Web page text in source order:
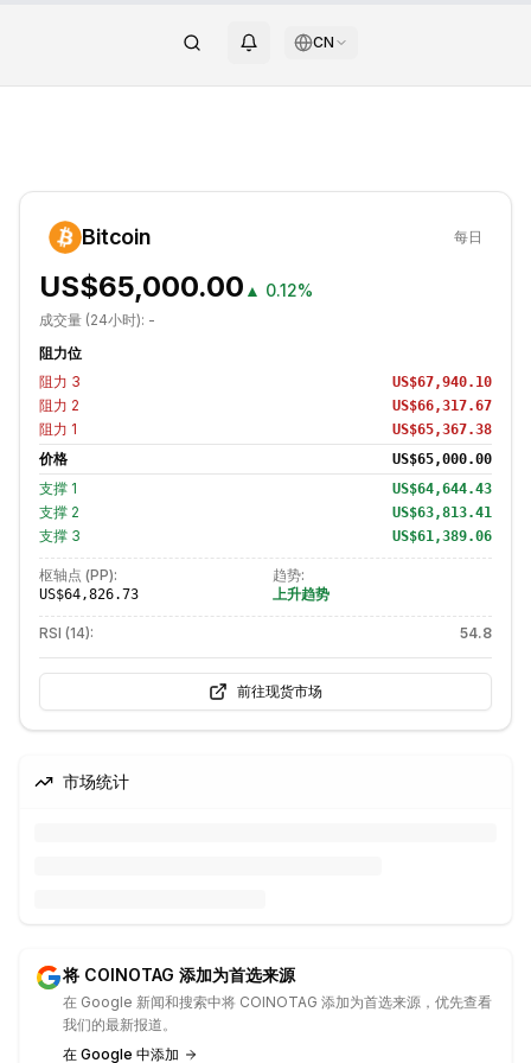
CN
Bitcoin 每日
US$65,000.00 ▲ 0.12%
成交量 (24小时): -
阻力位
阻力 3 US$67,940.10
阻力 2 US$66,317.67
阻力 1 US$65,367.38
价格 US$65,000.00
支撑 1 US$64,644.43
支撑 2 US$63,813.41
支撑 3 US$61,389.06
枢轴点 (PP):
US$64,826.73
趋势:
上升趋势
RSI (14): 54.8
前往现货市场
市场统计
将 COINOTAG 添加为首选来源
在 Google 新闻和搜索中将 COINOTAG 添加为首选来源，优先查看
我们的最新报道。
在 Google 中添加